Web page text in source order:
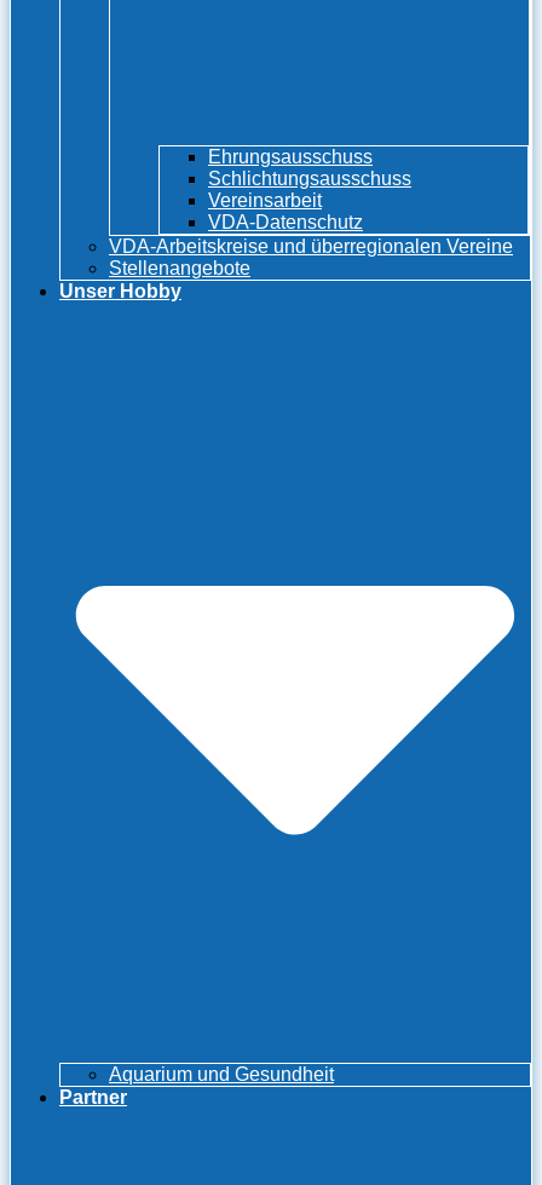
Ehrungsausschuss
Schlichtungsausschuss
Vereinsarbeit
VDA-Datenschutz
VDA-Arbeitskreise und überregionalen Vereine
Stellenangebote
Unser Hobby
Aquarium und Gesundheit
Partner